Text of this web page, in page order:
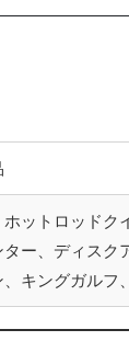
ットロッドク
ター、ディス
、キングガルフ